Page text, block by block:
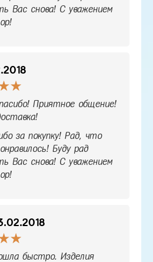
Вас снова! С уважением
Приятное общение!
за покупку! Рад, что
Буду рад
Вас снова! С уважением
быстро. Изделия